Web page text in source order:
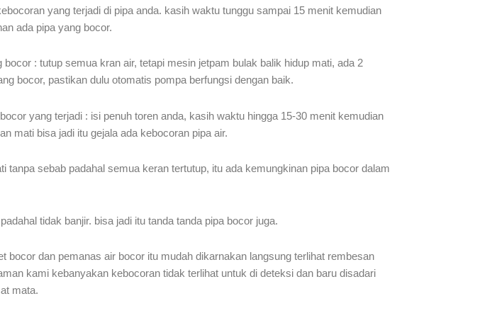
yang terjadi di pipa anda. kasih waktu tunggu sampai 15 menit kemudian
ada pipa yang bocor.
: tutup semua kran air, tetapi mesin jetpam bulak balik hidup mati, ada 2
bocor, pastikan dulu otomatis pompa berfungsi dengan baik.
yang terjadi : isi penuh toren anda, kasih waktu hingga 15-30 menit kemudian
mati bisa jadi itu gejala ada kebocoran pipa air.
sebab padahal semua keran tertutup, itu ada kemungkinan pipa bocor dalam
tidak banjir. bisa jadi itu tanda tanda pipa bocor juga.
dan pemanas air bocor itu mudah dikarnakan langsung terlihat rembesan
kami kebanyakan kebocoran tidak terlihat untuk di deteksi dan baru disadari
mata.